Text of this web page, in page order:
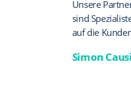
Alle unsere
sowohl
Unsere
sind
auf die
Simon
Maschinen
Jason